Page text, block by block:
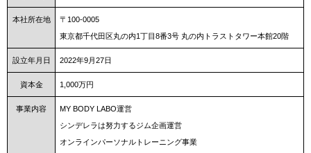
本社所在地
〒100-0005
東京都千代田区丸の内1丁目8番3号 丸の内トラストタワー本館20階
設立年月日 2022年9月27日
資本金 1,000万円
事業内容
MY BODY LABO運営
シンデレラは努力するジム企画運営
オンラインパーソナルトレーニング事業